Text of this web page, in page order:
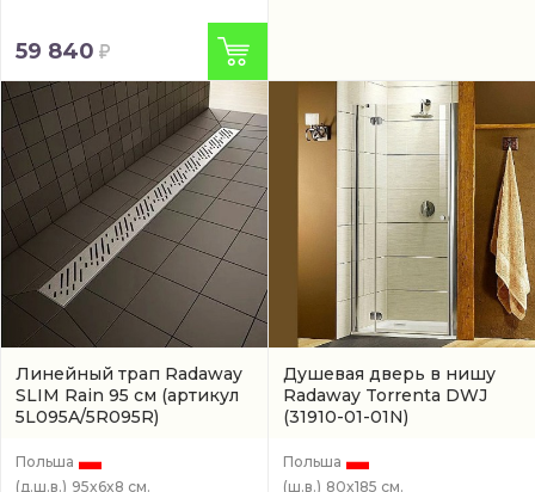
59 840
Линейный трап Radaway
SLIM Rain 95 см (артикул
5L095A/5R095R)
Польша
(д.ш.в.) 95x6x8 см.
Душевая дверь в нишу
Radaway Torrenta DWJ
(31910-01-01N)
Польша
(ш.в.) 80x185 см.